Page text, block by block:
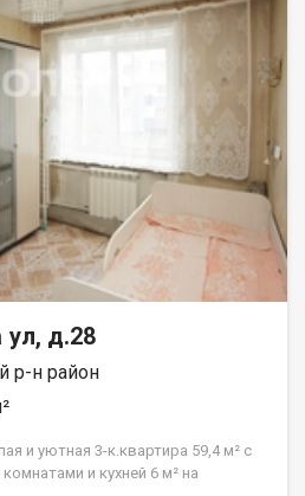
д.28
р-н район
и уютная 3-к.квартира 59,4 м² с
и кухней 6 м² на